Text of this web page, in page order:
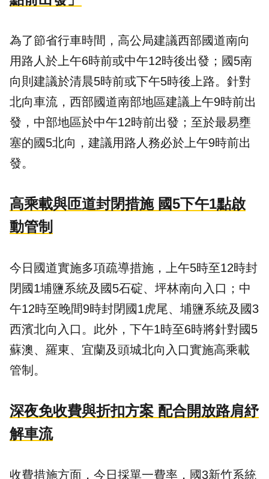
為了節省行車時間，高公局建議西部國道南向
用路人於上午6時前或中午12時後出發；國5南
向則建議於清晨5時前或下午5時後上路。針對
北向車流，西部國道南部地區建議上午9時前出
發，中部地區於中午12時前出發；至於最易壅
塞的國5北向，建議用路人務必於上午9時前出
發。
高乘載與匝道封閉措施 國5下午1點啟
動管制
今日國道實施多項疏導措施，上午5時至12時封
閉國1埔鹽系統及國5石碇、坪林南向入口；中
午12時至晚間9時封閉國1虎尾、埔鹽系統及國3
西濱北向入口。此外，下午1時至6時將針對國5
蘇澳、羅東、宜蘭及頭城北向入口實施高乘載
管制。
深夜免收費與折扣方案 配合開放路肩紓
解車流
收費措施方面，今日採單一費率，國3新竹系統